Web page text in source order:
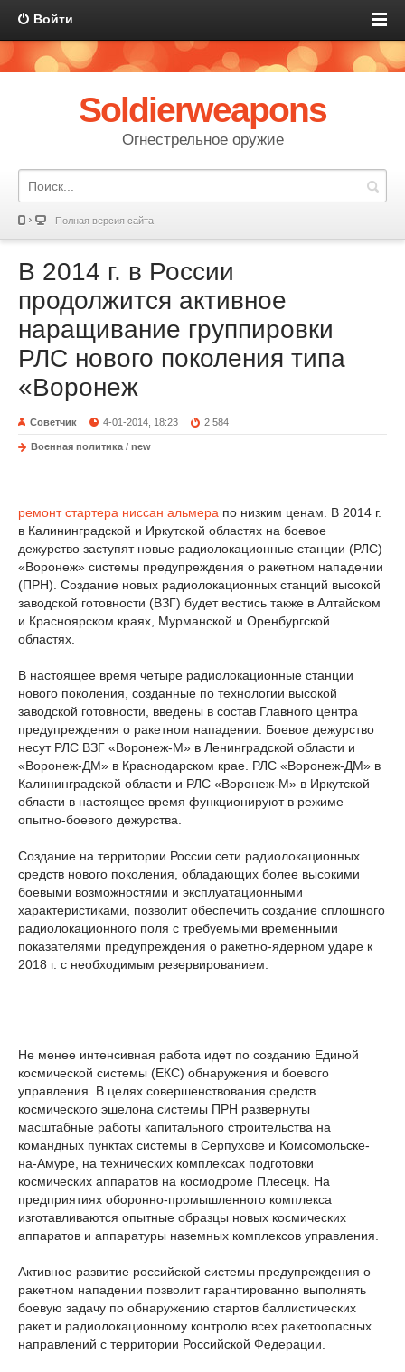
Войти
Soldierweapons
Огнестрельное оружие
Полная версия сайта
В 2014 г. в России
продолжится активное
наращивание группировки
РЛС нового поколения типа
«Воронеж
Советчик 4-01-2014, 18:23 2 584
Военная политика / new
ремонт стартера ниссан альмера по низким ценам. В 2014 г.
в Калининградской и Иркутской областях на боевое
дежурство заступят новые радиолокационные станции (РЛС)
«Воронеж» системы предупреждения о ракетном нападении
(ПРН). Создание новых радиолокационных станций высокой
заводской готовности (ВЗГ) будет вестись также в Алтайском
и Красноярском краях, Мурманской и Оренбургской
областях.
В настоящее время четыре радиолокационные станции
нового поколения, созданные по технологии высокой
заводской готовности, введены в состав Главного центра
предупреждения о ракетном нападении. Боевое дежурство
несут РЛС ВЗГ «Воронеж-М» в Ленинградской области и
«Воронеж-ДМ» в Краснодарском крае. РЛС «Воронеж-ДМ» в
Калининградской области и РЛС «Воронеж-М» в Иркутской
области в настоящее время функционируют в режиме
опытно-боевого дежурства.
Создание на территории России сети радиолокационных
средств нового поколения, обладающих более высокими
боевыми возможностями и эксплуатационными
характеристиками, позволит обеспечить создание сплошного
радиолокационного поля с требуемыми временными
показателями предупреждения о ракетно-ядерном ударе к
2018 г. с необходимым резервированием.
Не менее интенсивная работа идет по созданию Единой
космической системы (ЕКС) обнаружения и боевого
управления. В целях совершенствования средств
космического эшелона системы ПРН развернуты
масштабные работы капитального строительства на
командных пунктах системы в Серпухове и Комсомольске-
на-Амуре, на технических комплексах подготовки
космических аппаратов на космодроме Плесецк. На
предприятиях оборонно-промышленного комплекса
изготавливаются опытные образцы новых космических
аппаратов и аппаратуры наземных комплексов управления.
Активное развитие российской системы предупреждения о
ракетном нападении позволит гарантированно выполнять
боевую задачу по обнаружению стартов баллистических
ракет и радиолокационному контролю всех ракетоопасных
направлений с территории Российской Федерации.